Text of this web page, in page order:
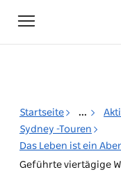
Toggle
navigation
Startseite ...
Sydney -Touren
Das Leben ist ein